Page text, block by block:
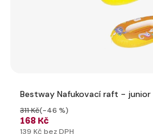
Bestway Nafukovací raft - junior
168 Kč
311 Kč(-46 %)
139 Kč bez DPH